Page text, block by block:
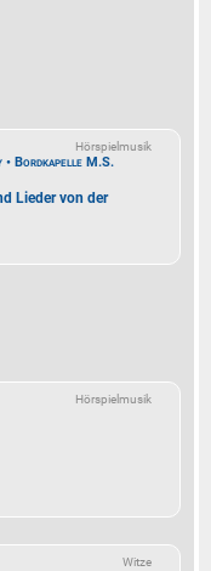
Hörspielmusik
• Bordkapelle M.S.
Lieder von der
Hörspielmusik
Witze